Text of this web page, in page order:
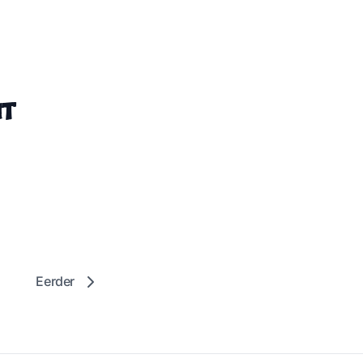
Eerder